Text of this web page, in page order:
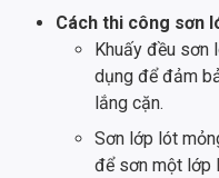
Cách thi công sơn
Khuấy đều
dụng để đảm
lắng cặn.
Sơn lớp lót
để sơn một lớp